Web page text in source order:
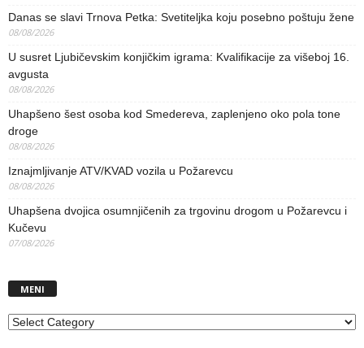
Danas se slavi Trnova Petka: Svetiteljka koju posebno poštuju žene
08/08/2026
U susret Ljubičevskim konjičkim igrama: Kvalifikacije za višeboj 16.
avgusta
08/08/2026
Uhapšeno šest osoba kod Smedereva, zaplenjeno oko pola tone
droge
08/08/2026
Iznajmljivanje ATV/KVAD vozila u Požarevcu
08/08/2026
Uhapšena dvojica osumnjičenih za trgovinu drogom u Požarevcu i
Kučevu
07/08/2026
MENI
MENI